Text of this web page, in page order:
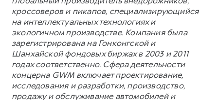
кроссоверов и пикапов, специализирующийся
на интеллектуальных технологиях и
экологичном производстве. Компания была
зарегистрирована на Гонконгской и
Шанхайской фондовых биржах в 2003 и 2011
годах соответственно. Сфера деятельности
концерна GWM включает проектирование,
исследования и разработки, производство,
продажу и обслуживание автомобилей и